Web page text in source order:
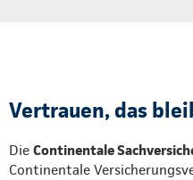
Vertrauen, das
Die Continentale
Continentale